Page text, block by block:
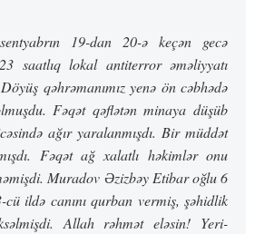
19-dan 20-ə keçən gecə
saatlıq lokal antiterror əməliyyatı
qəhrəmanımız yenə ön cəbhədə
Fəqət qəflətən minaya düşüb
ağır yaralanmışdı. Bir müddət
Fəqət ağ xalatlı həkimlər onu
Muradov Əzizbəy Etibar oğlu 6
ildə canını qurban vermiş, şəhidlik
Allah rəhmət eləsin! Yeri-